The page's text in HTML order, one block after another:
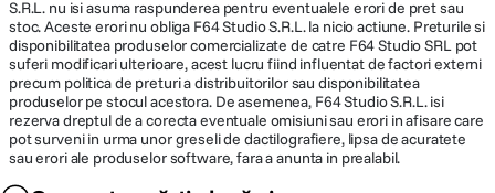
S.R.L. nu isi asuma raspunderea pentru eventualele erori de pret sau
stoc. Aceste erori nu obliga F64 Studio S.R.L. la nicio actiune. Preturile si
disponibilitatea produselor comercializate de catre F64 Studio SRL pot
suferi modificari ulterioare, acest lucru fiind influentat de factori externi
precum politica de preturi a distribuitorilor sau disponibilitatea
produselor pe stocul acestora. De asemenea, F64 Studio S.R.L. isi
rezerva dreptul de a corecta eventuale omisiuni sau erori in afisare care
pot surveni in urma unor greseli de dactilografiere, lipsa de acuratete
sau erori ale produselor software, fara a anunta in prealabil.